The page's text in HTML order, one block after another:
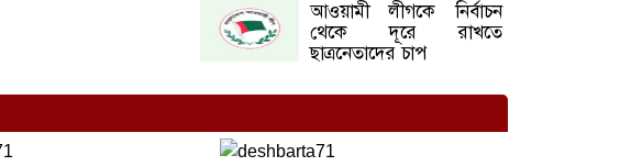
আওয়ামী লীগকে নির্বাচন
থেকে দূরে রাখতে
ছাত্রনেতাদের চাপ